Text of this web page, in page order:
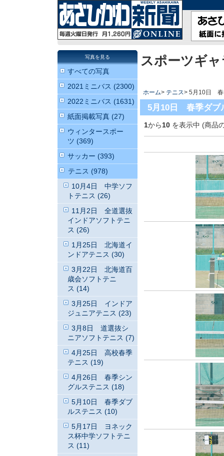
スポーツギ
ホーム> テニス> 5月10日 春
5月10日 春季ダブ
1から10 を表示中 (商品
写真を見る
すべての写真
2021ミニバス (2300)
2022ミニバス (1631)
紙面掲載写真 (27)
ウィンタースポー
ツ (369)
サッカー (393)
テニス (978)
10月4日 中学ソフ
トテニス (26)
11月2日 全道選抜
インドアソフトテニ
ス (26)
1月25日 北海道イ
ンドアテニス (30)
3月22日 北海道百
歳会ソフトテニ
ス (14)
3月25日 インドア
ジュニアテニス (23)
3月8日 道選抜シ
ニアソフトテニス (7)
4月25日 高校春季
テニス (19)
4月26日 春季シン
グルステニス (18)
5月10日 春季ダブ
ルステニス (10)
5月17日 ヨネック
ス杯中学ソフトテニ
ス (11)